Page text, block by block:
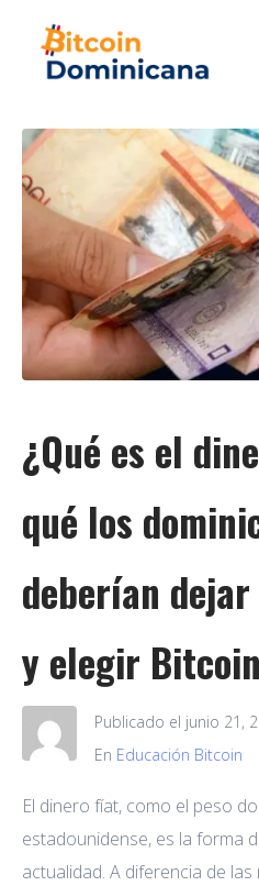
Publicado el junio 21,
En Educación Bitcoin
¿Qué es el
qué los
deberían
y elegir
El dinero fíat, como el peso
estadounidense, es la forma
actualidad. A diferencia de